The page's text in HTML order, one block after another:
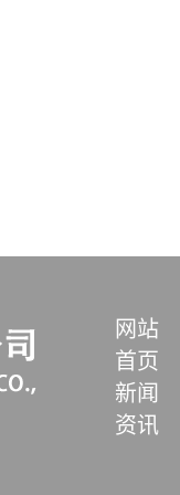
网站
首页
新闻
资讯